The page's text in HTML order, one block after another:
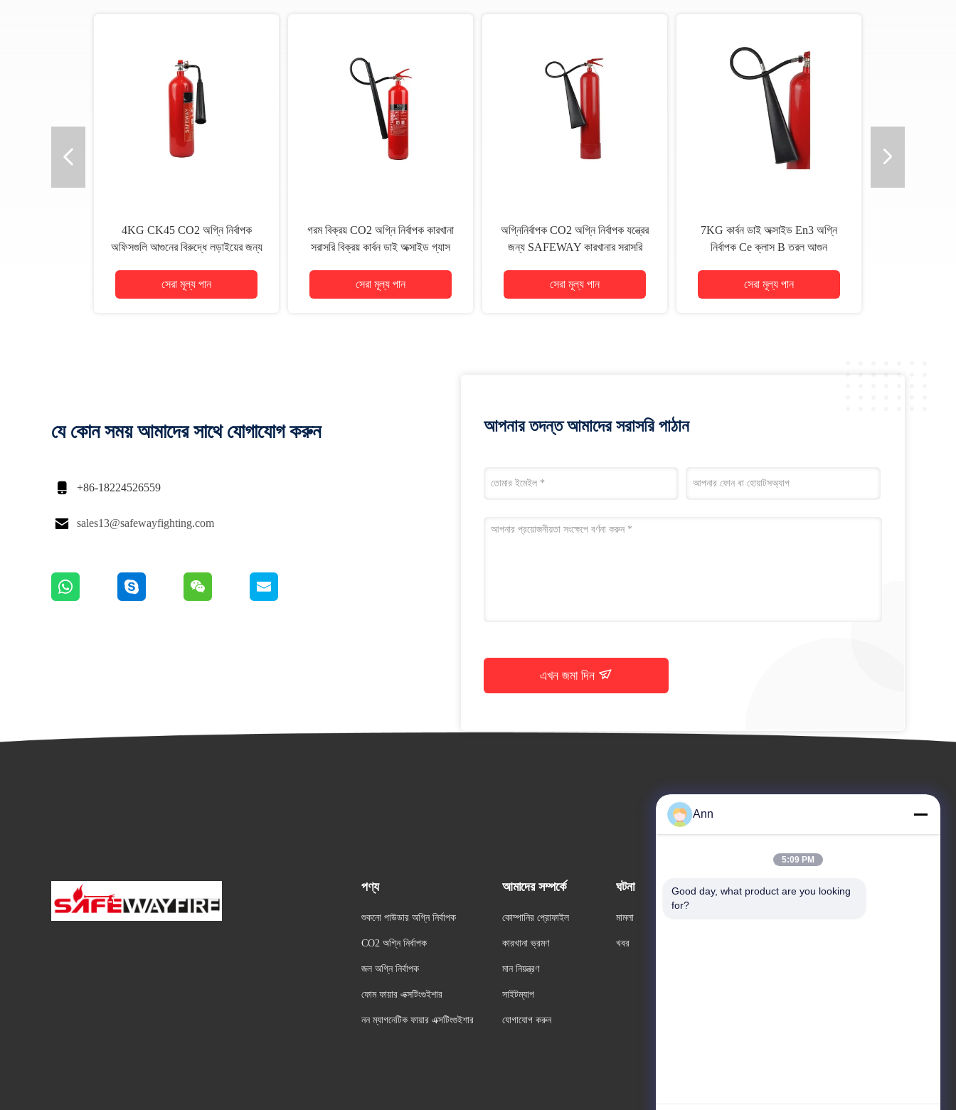
4KG CK45 CO2 অগ্নি নির্বাপক
অফিসগুলি আগুনের বিরুদ্ধে লড়াইয়ের জন্য
সেরা মূল্য পান
গরম বিক্রয় CO2 অগ্নি নির্বাপক কারখানা
সরাসরি বিক্রয় কার্বন ডাই অক্সাইড গ্যাস
সেরা মূল্য পান
অগ্নিনির্বাপক CO2 অগ্নি নির্বাপক যন্ত্রের
জন্য SAFEWAY কারখানার সরাসরি
সহজ
সেরা মূল্য পান
7KG কার্বন ডাই অক্সাইড En3 অগ্নি
নির্বাপক Ce ক্লাস B তরল আগুন
সেরা মূল্য পান
যে কোন সময় আমাদের সাথে যোগাযোগ করুন
 +86-18224526559
 sales13@safewayfighting.com
আপনার তদন্ত আমাদের সরাসরি পাঠান
এখন জমা দিন
পণ্য
শুকনো পাউডার অগ্নি নির্বাপক
CO2 অগ্নি নির্বাপক
জল অগ্নি নির্বাপক
ফোম ফায়ার এক্সটিংগুইশার
নন ম্যাগনেটিক ফায়ার এক্সটিংগুইশার
আমাদের সম্পর্কে
কোম্পানির প্রোফাইল
কারখানা ভ্রমণ
মান নিয়ন্ত্রণ
সাইটম্যাপ
যোগাযোগ করুন
ঘটনা
মামলা
খবর
উদ্ধৃতির জন্য আবেদন
Ann
5:09 PM
Good day, what product are you looking
for?